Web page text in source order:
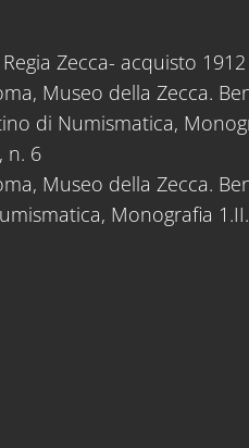
Zecca- acquisto 1912
Museo della Zecca.
di Numismatica,
n. 6
Museo della Zecca.
Monografia